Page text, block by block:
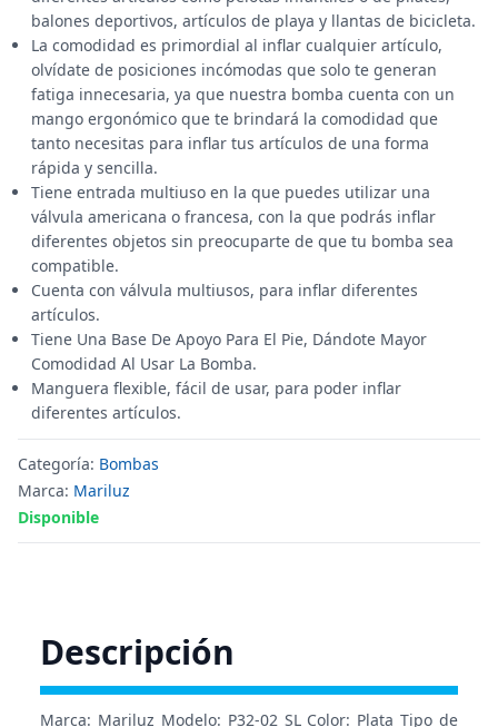
balones deportivos, artículos de playa y llantas de bicicleta.
La comodidad es primordial al inflar cualquier artículo,
olvídate de posiciones incómodas que solo te generan
fatiga innecesaria, ya que nuestra bomba cuenta con un
mango ergonómico que te brindará la comodidad que
tanto necesitas para inflar tus artículos de una forma
rápida y sencilla.
Tiene entrada multiuso en la que puedes utilizar una
válvula americana o francesa, con la que podrás inflar
diferentes objetos sin preocuparte de que tu bomba sea
compatible.
Cuenta con válvula multiusos, para inflar diferentes
artículos.
Tiene Una Base De Apoyo Para El Pie, Dándote Mayor
Comodidad Al Usar La Bomba.
Manguera flexible, fácil de usar, para poder inflar
diferentes artículos.
Categoría: Bombas
Marca: Mariluz
Disponible
Descripción
Marca: Mariluz Modelo: P32-02 SL Color: Plata Tipo de